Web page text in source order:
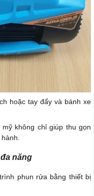
hoặc tay đẩy và bánh xe
không chỉ giúp thu gọn
năng
phun rửa bằng thiết bị